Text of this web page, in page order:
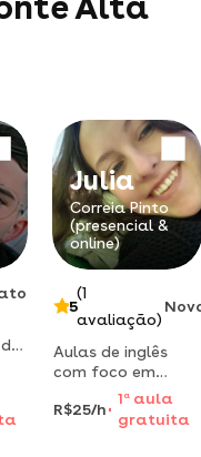
Julia
Correia Pinto
(presencial &
online)
5
(1
avaliação)
Aulas de inglês
com foco em
conversação de
níveis básicos a
avançados. para
R$25/h
1 aaula
gratuita